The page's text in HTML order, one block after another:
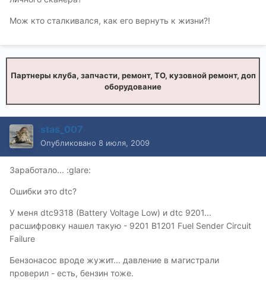
Мож кто сталкивался, как его вернуть к жизни?!
Партнеры клуба, запчасти, ремонт, ТО, кузовной ремонт, доп
оборудование
stas_007
Опубликовано 8 июля, 2009
Заработало... :glare:
Ошибки это dtc?
У меня dtc9318 (Battery Voltage Low) и dtc 9201...
расшифровку нашел такую - 9201 B1201 Fuel Sender Circuit
Failure
Бензонасос вроде жужит... давление в магистрали
проверил - есть, бензин тоже.